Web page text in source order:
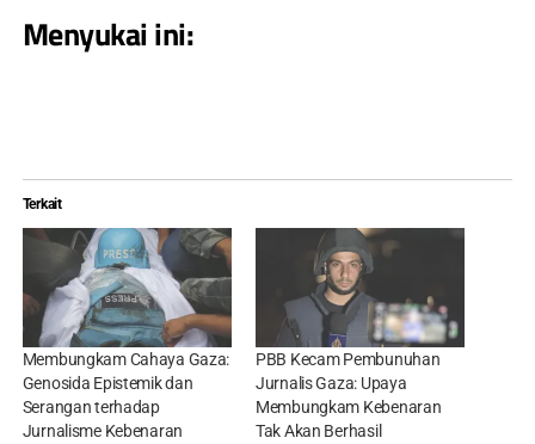
Menyukai ini:
Terkait
Membungkam Cahaya Gaza:
Genosida Epistemik dan
Serangan terhadap
Jurnalisme Kebenaran
PBB Kecam Pembunuhan
Jurnalis Gaza: Upaya
Membungkam Kebenaran
Tak Akan Berhasil